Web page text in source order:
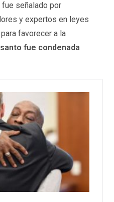
señalado por
y expertos en leyes
favorecer a la
fue condenada